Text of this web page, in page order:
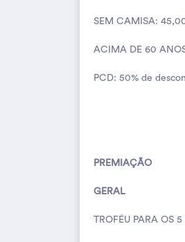
SEM CAMISA:
ACIMA DE 60
PCD: 50% de
PREMIAÇÃO
GERAL
TROFÉU PARA OS